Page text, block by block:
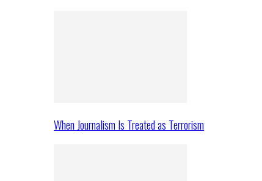
When Journalism Is Treated as Terrorism